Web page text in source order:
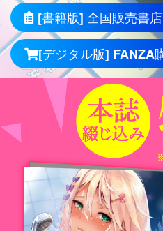
[書籍版] 全国販売書
[デジタル版] FANZA